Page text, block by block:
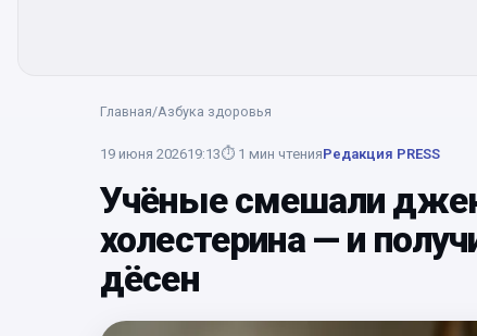
Главная/Азбука здоровья
19 июня 202619:13⏱ 1 мин чтенияРедакция PRESS
Учёные смешали
холестерина — и
дёсен